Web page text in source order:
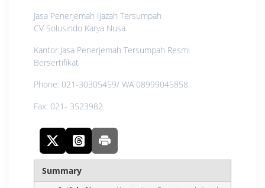
Jasa Penerjemah Ijazah Tersumpah
CV Solusindo Karya Nusa
Kantor Jasa Penerjemah Tersumpah Resmi
Bersertifikat
Phone: 021-30305459/ WA 08999045858
Fax: 021- 3523982
Summary